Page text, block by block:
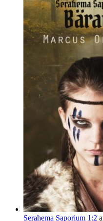
Serahema Saporium 1:2